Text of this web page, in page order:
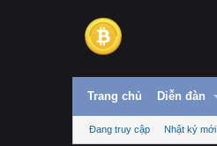
Trang chủ Diễn đàn
Đang truy cập Nhật ký mới